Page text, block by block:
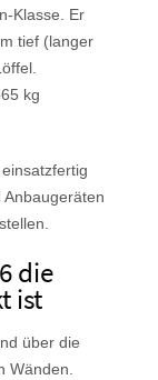
Klasse. Er
tief (langer
kg
die
ist
über die
Wänden.